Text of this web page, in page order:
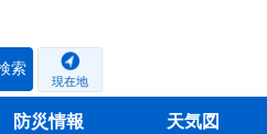
索
現在地
防災情報 天気図